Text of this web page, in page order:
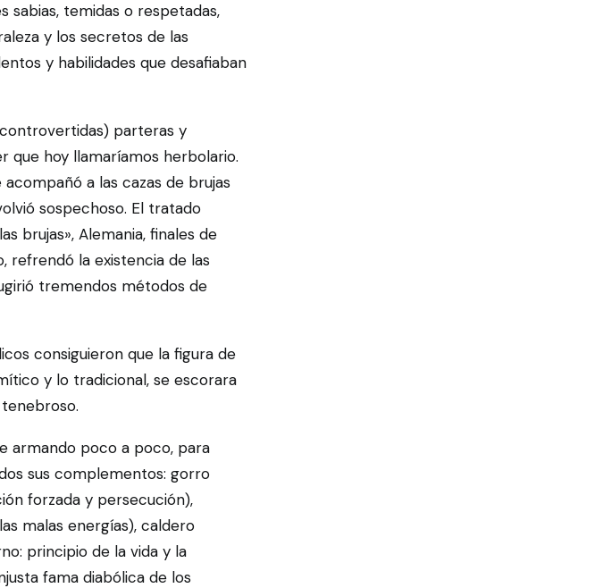
sabias, temidas o respetadas,
y los secretos de las
y habilidades que desafiaban
parteras y
que hoy llamaríamos herbolario.
a las cazas de brujas
sospechoso. El tratado
brujas», Alemania, finales de
refrendó la existencia de las
tremendos métodos de
consiguieron que la figura de
y lo tradicional, se escorara
armando poco a poco, para
sus complementos: gorro
forzada y persecución),
malas energías), caldero
principio de la vida y la
fama diabólica de los